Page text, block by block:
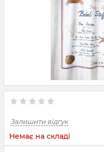
Залишити відгук
Немає на складі